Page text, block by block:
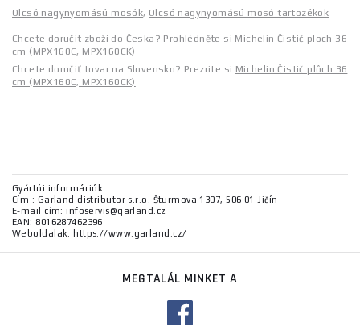
Olcsó nagynyomású mosók, Olcsó nagynyomású mosó tartozékok
Chcete doručit zboží do Česka? Prohlédněte si Michelin Čistič ploch 36
cm (MPX160C, MPX160CK)
Chcete doručiť tovar na Slovensko? Prezrite si Michelin Čistič plôch 36
cm (MPX160C, MPX160CK)
Gyártói információk
Cím : Garland distributor s.r.o. Šturmova 1307, 506 01 Jičín
E-mail cím: infoservis@garland.cz
EAN: 8016287462396
Weboldalak: https://www.garland.cz/
MEGTALÁL MINKET A